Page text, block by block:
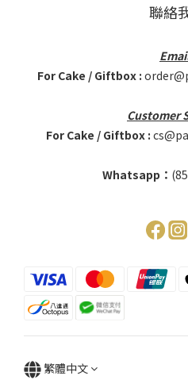
聯絡
For Cake / Giftbox :
Customer
For Cake / Giftbox :
Whatsapp：
繁體中文